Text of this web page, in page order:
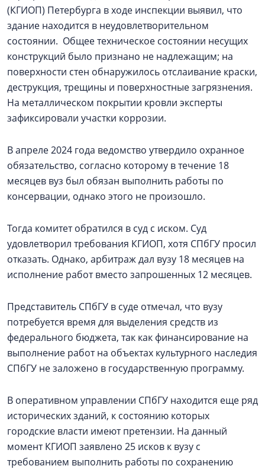
(КГИОП) Петербурга в ходе инспекции выявил, что
здание находится в неудовлетворительном
состоянии. Общее техническое состоянии несущих
конструкций было признано не надлежащим; на
поверхности стен обнаружилось отслаивание краски,
деструкция, трещины и поверхностные загрязнения.
На металлическом покрытии кровли эксперты
зафиксировали участки коррозии.
В апреле 2024 года ведомство утвердило охранное
обязательство, согласно которому в течение 18
месяцев вуз был обязан выполнить работы по
консервации, однако этого не произошло.
Тогда комитет обратился в суд с иском. Суд
удовлетворил требования КГИОП, хотя СПбГУ просил
отказать. Однако, арбитраж дал вузу 18 месяцев на
исполнение работ вместо запрошенных 12 месяцев.
Представитель СПбГУ в суде отмечал, что вузу
потребуется время для выделения средств из
федерального бюджета, так как финансирование на
выполнение работ на объектах культурного наследия
СПбГУ не заложено в государственную программу.
В оперативном управлении СПбГУ находится еще ряд
исторических зданий, к состоянию которых
городские власти имеют претензии. На данный
момент КГИОП заявлено 25 исков к вузу с
требованием выполнить работы по сохранению